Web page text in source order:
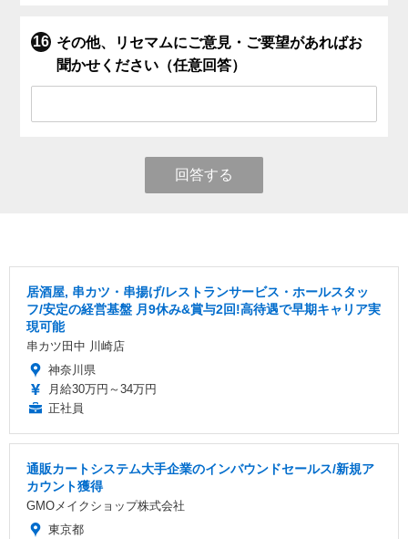
その他、リセマムにご意見・ご要望があればお
聞かせください（任意回答）
回答する
居酒屋, 串カツ・串揚げ/レストランサービス・ホールスタッ
フ/安定の経営基盤 月9休み&賞与2回!高待遇で早期キャリア実
現可能
串カツ田中 川崎店
神奈川県
月給30万円～34万円
正社員
通販カートシステム大手企業のインバウンドセールス/新規ア
カウント獲得
GMOメイクショップ株式会社
東京都